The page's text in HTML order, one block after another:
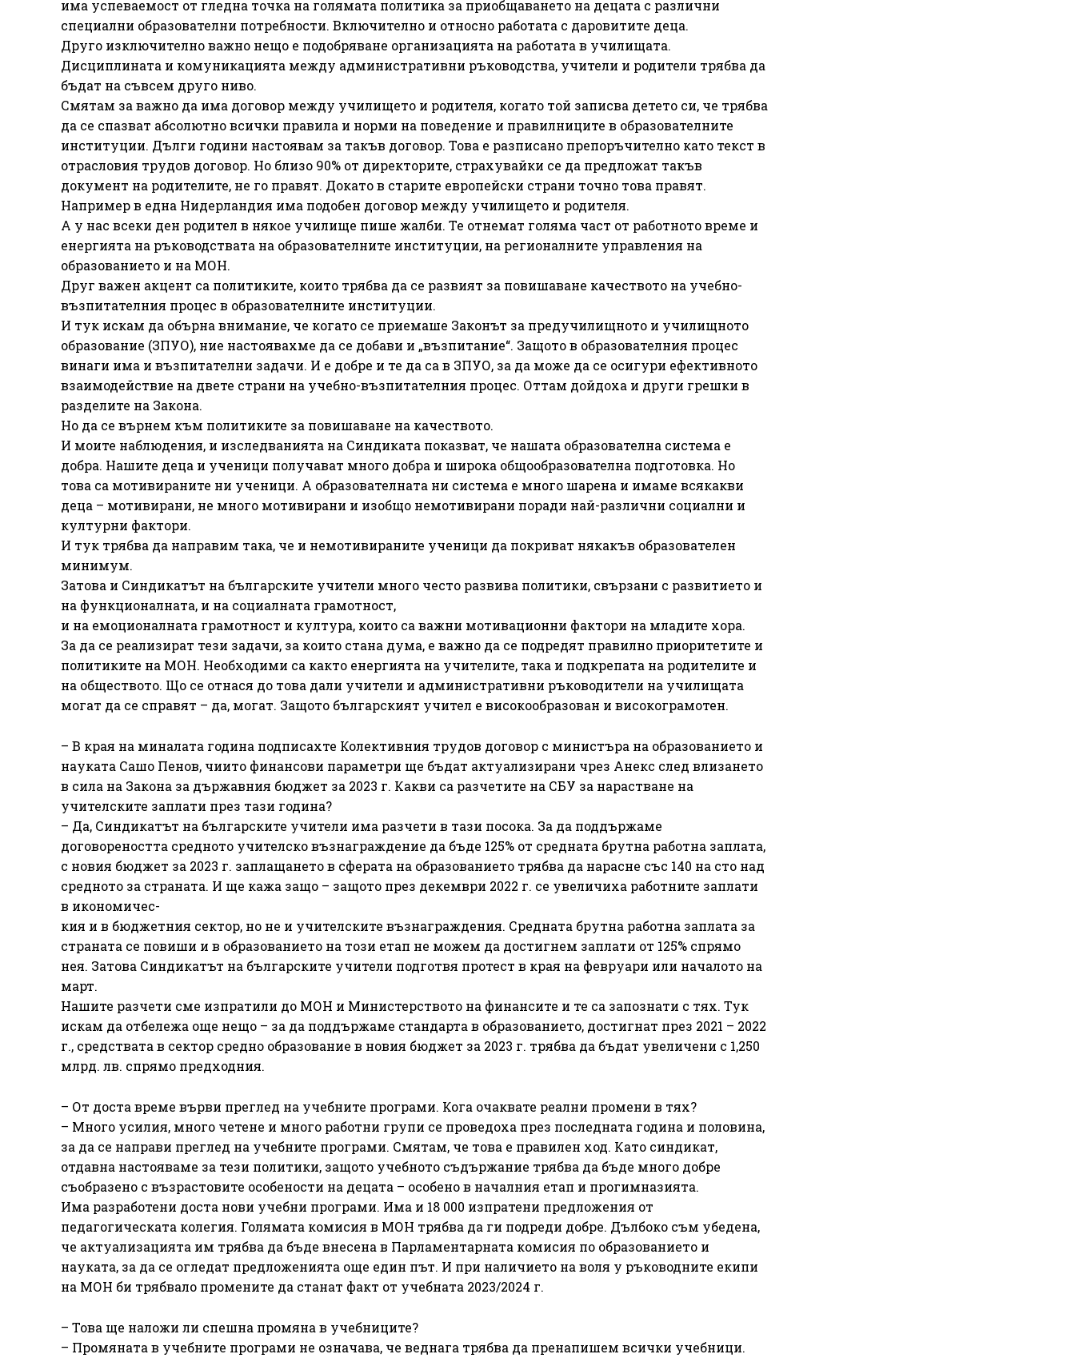
има успеваемост от гледна точка на голямата политика за приобщаването на децата с различни
специални образователни потребности. Включително и относно работата с даровитите деца.
Друго изключително важно нещо е подобряване организацията на работата в училищата.
Дисциплината и комуникацията между административни ръководства, учители и родители трябва да
бъдат на съвсем друго ниво.
Смятам за важно да има договор между училището и родителя, когато той записва детето си, че трябва
да се спазват абсолютно всички правила и норми на поведение и правилниците в образователните
институции. Дълги години настоявам за такъв договор. Това е разписано препоръчително като текст в
отрасловия трудов договор. Но близо 90% от директорите, страхувайки се да предложат такъв
документ на родителите, не го правят. Докато в старите европейски страни точно това правят.
Например в една Нидерландия има подобен договор между училището и родителя.
А у нас всеки ден родител в някое училище пише жалби. Те отнемат голяма част от работното време и
енергията на ръководствата на образователните институции, на регионалните управления на
образованието и на МОН.
Друг важен акцент са политиките, които трябва да се развият за повишаване качеството на учебно-
възпитателния процес в образователните институции.
И тук искам да обърна внимание, че когато се приемаше Законът за предучилищното и училищното
образование (ЗПУО), ние настоявахме да се добави и „възпитание“. Защото в образователния процес
винаги има и възпитателни задачи. И е добре и те да са в ЗПУО, за да може да се осигури ефективното
взаимодействие на двете страни на учебно-възпитателния процес. Оттам дойдоха и други грешки в
разделите на Закона.
Но да се върнем към политиките за повишаване на качеството.
И моите наблюдения, и изследванията на Синдиката показват, че нашата образователна система е
добра. Нашите деца и ученици получават много добра и широка общообразователна подготовка. Но
това са мотивираните ни ученици. А образователната ни система е много шарена и имаме всякакви
деца – мотивирани, не много мотивирани и изобщо немотивирани поради най-различни социални и
културни фактори.
И тук трябва да направим така, че и немотивираните ученици да покриват някакъв образователен
минимум.
Затова и Синдикатът на българските учители много често развива политики, свързани с развитието и
на функционалната, и на социалната грамотност,
и на емоционалната грамотност и култура, които са важни мотивационни фактори на младите хора.
За да се реализират тези задачи, за които стана дума, е важно да се подредят правилно приоритетите и
политиките на МОН. Необходими са както енергията на учителите, така и подкрепата на родителите и
на обществото. Що се отнася до това дали учители и административни ръководители на училищата
могат да се справят – да, могат. Защото българският учител е високообразован и високограмотен.
– В края на миналата година подписахте Колективния трудов договор с министъра на образованието и
науката Сашо Пенов, чиито финансови параметри ще бъдат актуализирани чрез Анекс след влизането
в сила на Закона за държавния бюджет за 2023 г. Какви са разчетите на СБУ за нарастване на
учителските заплати през тази година?
– Да, Синдикатът на българските учители има разчети в тази посока. За да поддържаме
договореността средното учителско възнаграждение да бъде 125% от средната брутна работна заплата,
с новия бюджет за 2023 г. заплащането в сферата на образованието трябва да нарасне със 140 на сто над
средното за страната. И ще кажа защо – защото през декември 2022 г. се увеличиха работните заплати
в икономичес-
кия и в бюджетния сектор, но не и учителските възнаграждения. Средната брутна работна заплата за
страната се повиши и в образованието на този етап не можем да достигнем заплати от 125% спрямо
нея. Затова Синдикатът на българските учители подготвя протест в края на февруари или началото на
март.
Нашите разчети сме изпратили до МОН и Министерството на финансите и те са запознати с тях. Тук
искам да отбележа още нещо – за да поддържаме стандарта в образованието, достигнат през 2021 – 2022
г., средствата в сектор средно образование в новия бюджет за 2023 г. трябва да бъдат увеличени с 1,250
млрд. лв. спрямо предходния.
– От доста време върви преглед на учебните програми. Кога очаквате реални промени в тях?
– Много усилия, много четене и много работни групи се проведоха през последната година и половина,
за да се направи преглед на учебните програми. Смятам, че това е правилен ход. Като синдикат,
отдавна настояваме за тези политики, защото учебното съдържание трябва да бъде много добре
съобразено с възрастовите особености на децата – особено в началния етап и прогимназията.
Има разработени доста нови учебни програми. Има и 18 000 изпратени предложения от
педагогическата колегия. Голямата комисия в МОН трябва да ги подреди добре. Дълбоко съм убедена,
че актуализацията им трябва да бъде внесена в Парламентарната комисия по образованието и
науката, за да се огледат предложенията още един път. И при наличието на воля у ръководните екипи
на МОН би трябвало промените да станат факт от учебната 2023/2024 г.
– Това ще наложи ли спешна промяна в учебниците?
– Промяната в учебните програми не означава, че веднага трябва да пренапишем всички учебници.